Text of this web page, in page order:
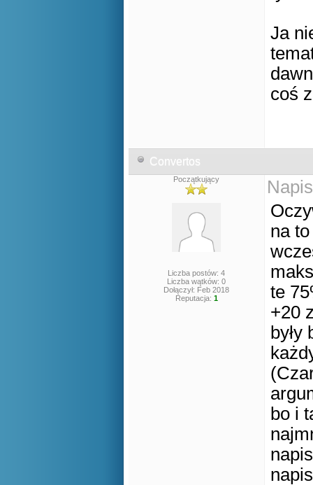
Ja
coś
Convertos
Początkujący
Liczba postów: 4
Liczba wątków: 0
Dołączył: Feb 2018
Reputacja: 1
na
te
+20
bo i